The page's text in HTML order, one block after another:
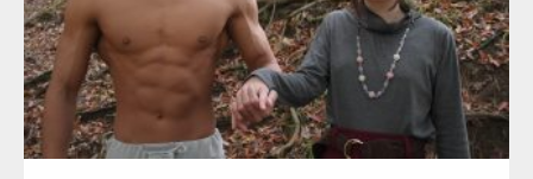
ダウンロード
NHK「所さん！事件ですよ」に取材されまし
た（6/8放送）